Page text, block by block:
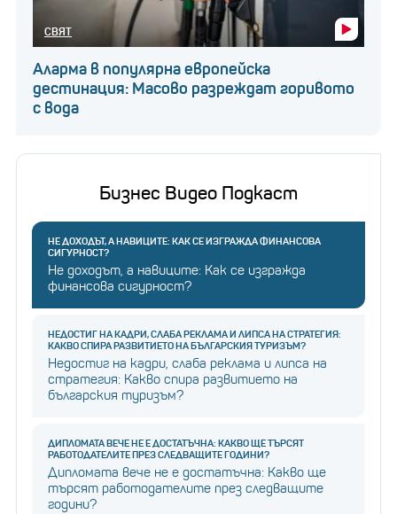
СВЯТ
Аларма в популярна европейска
дестинация: Масово разреждат горивото
с вода
Бизнес Видео Подкаст
НЕ ДОХОДЪТ, А НАВИЦИТЕ: КАК СЕ ИЗГРАЖДА ФИНАНСОВА
СИГУРНОСТ?
Не доходът, а навиците: Как се изгражда
финансова сигурност?
НЕДОСТИГ НА КАДРИ, СЛАБА РЕКЛАМА И ЛИПСА НА СТРАТЕГИЯ:
КАКВО СПИРА РАЗВИТИЕТО НА БЪЛГАРСКИЯ ТУРИЗЪМ?
Недостиг на кадри, слаба реклама и липса на
стратегия: Какво спира развитието на
българския туризъм?
ДИПЛОМАТА ВЕЧЕ НЕ Е ДОСТАТЪЧНА: КАКВО ЩЕ ТЪРСЯТ
РАБОТОДАТЕЛИТЕ ПРЕЗ СЛЕДВАЩИТЕ ГОДИНИ?
Дипломата вече не е достатъчна: Какво ще
търсят работодателите през следващите
години?